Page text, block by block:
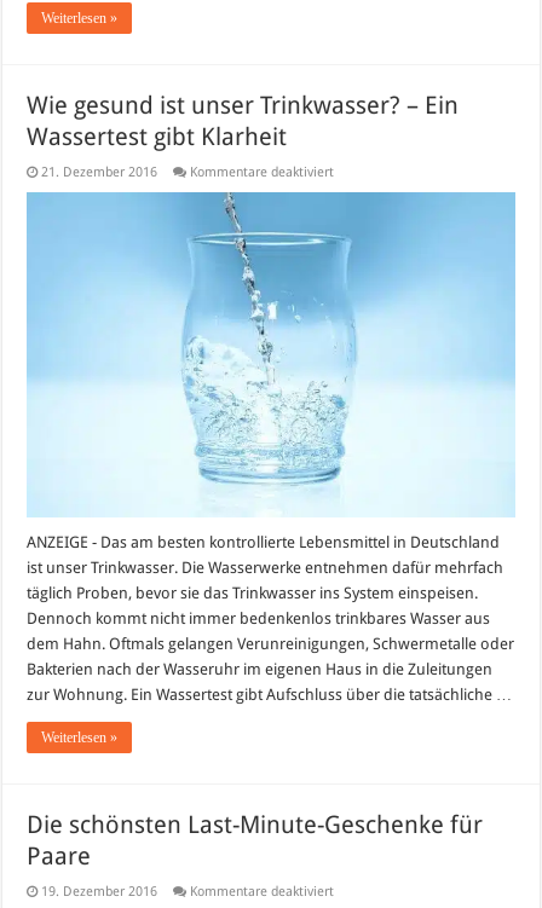
Weiterlesen »
Wie gesund ist unser Trinkwasser? – Ein
Wassertest gibt Klarheit
21. Dezember 2016 Kommentare deaktiviertfür
unser
Trinkwasser?
Klarheit
ANZEIGE - Das am besten kontrollierte Lebensmittel in Deutschland
ist unser Trinkwasser. Die Wasserwerke entnehmen dafür mehrfach
täglich Proben, bevor sie das Trinkwasser ins System einspeisen.
Dennoch kommt nicht immer bedenkenlos trinkbares Wasser aus
dem Hahn. Oftmals gelangen Verunreinigungen, Schwermetalle oder
Bakterien nach der Wasseruhr im eigenen Haus in die Zuleitungen
zur Wohnung. Ein Wassertest gibt Aufschluss über die tatsächliche …
Weiterlesen »
Die schönsten Last-Minute-Geschenke für
Paare
19. Dezember 2016 Kommentare deaktiviertfür